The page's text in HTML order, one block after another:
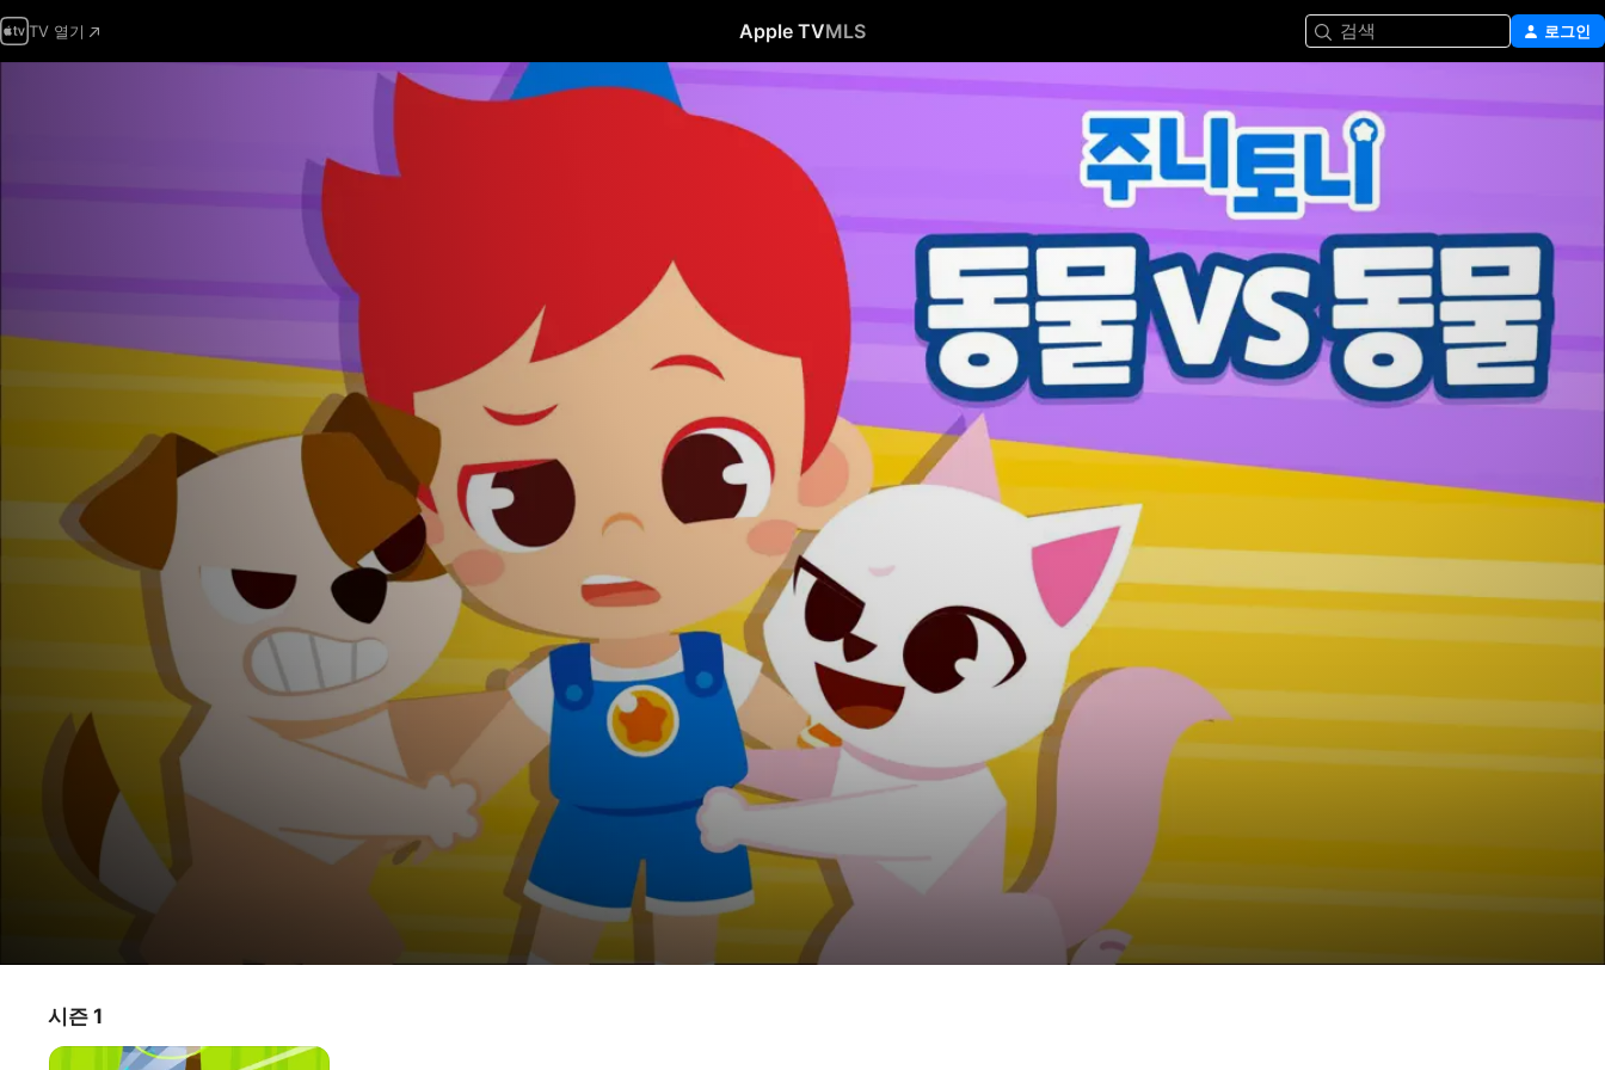
TV 열기 Apple TVMLS 검색 로그인
주니토니
동물vs동물
TV 프로그램
시즌 1